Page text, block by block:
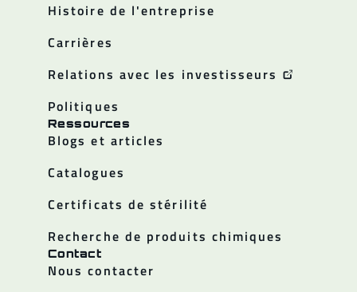
Histoire de l'entreprise
Carrières
Relations avec les investisseurs
Politiques
Ressources
Blogs et articles
Catalogues
Certificats de stérilité
Recherche de produits chimiques
Contact
Nous contacter